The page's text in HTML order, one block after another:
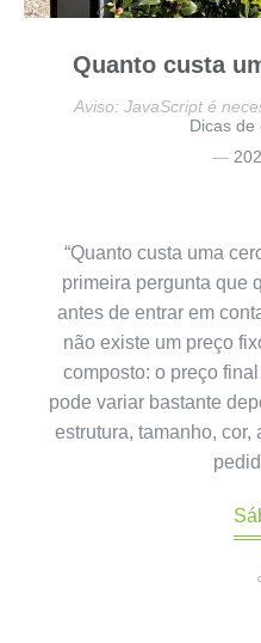
Quanto custa
Aviso: JavaScript é
Dicas de
“Quanto custa uma
primeira pergunta que
antes de entrar em
não existe um preço
composto: o preço
pode variar bastante
estrutura, tamanho,